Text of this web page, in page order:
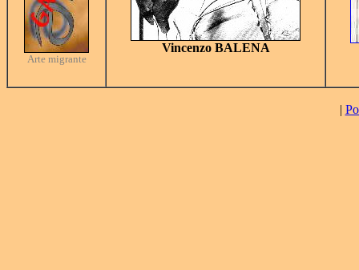
Arte migrante
Vincenzo BALENA
|